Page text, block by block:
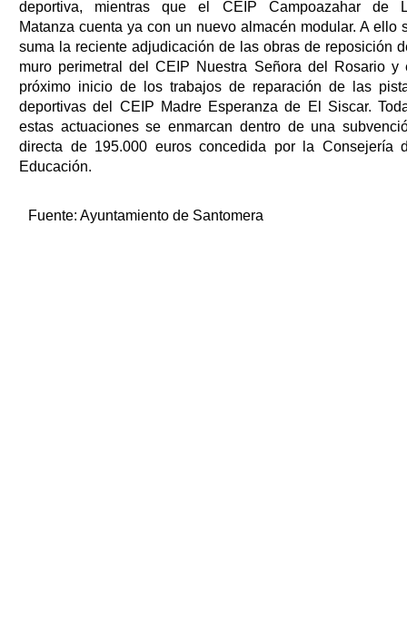
deportiva, mientras que el CEIP Campoazahar de
Matanza cuenta ya con un nuevo almacén modular. A ello
suma la reciente adjudicación de las obras de reposición
muro perimetral del CEIP Nuestra Señora del Rosario y
próximo inicio de los trabajos de reparación de las
deportivas del CEIP Madre Esperanza de El Siscar.
estas actuaciones se enmarcan dentro de una
directa de 195.000 euros concedida por la Consejería
Educación.
Fuente: Ayuntamiento de Santomera